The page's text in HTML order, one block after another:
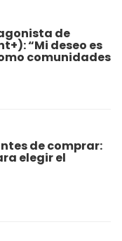
de
“Mi deseo es
comunidades
de comprar:
elegir el